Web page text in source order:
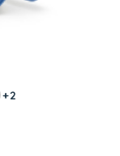
+2